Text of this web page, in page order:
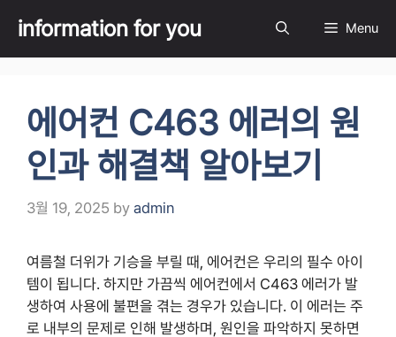
content
information for you Menu
에어컨 C463 에러의 원
인과 해결책 알아보기
3월 19, 2025 by admin
여름철 더위가 기승을 부릴 때, 에어컨은 우리의 필수 아이
템이 됩니다. 하지만 가끔씩 에어컨에서 C463 에러가 발
생하여 사용에 불편을 겪는 경우가 있습니다. 이 에러는 주
로 내부의 문제로 인해 발생하며, 원인을 파악하지 못하면